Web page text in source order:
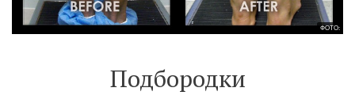
ФОТО:
Подбородки